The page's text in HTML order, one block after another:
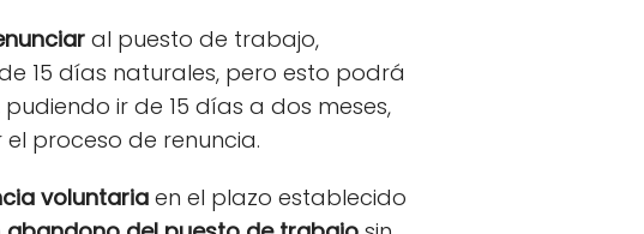
al puesto de trabajo,
15 días naturales, pero esto podrá
ir de 15 días a dos meses,
proceso de renuncia.
voluntaria en el plazo establecido